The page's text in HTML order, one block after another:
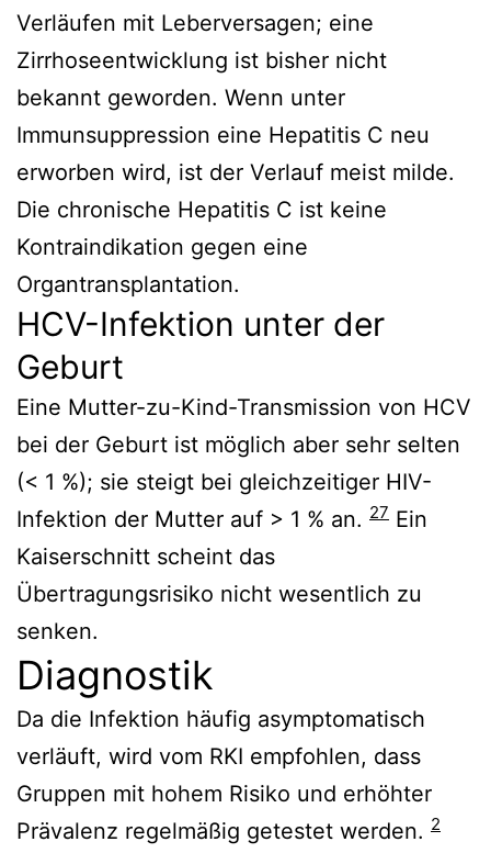
Verläufen mit Leberversagen; eine
Zirrhoseentwicklung ist bisher nicht
bekannt geworden. Wenn unter
Immunsuppression eine Hepatitis C neu
erworben wird, ist der Verlauf meist milde.
Die chronische Hepatitis C ist keine
Kontraindikation gegen eine
Organtransplantation.
HCV-Infektion unter der
Geburt
Eine Mutter-zu-Kind-Transmission von HCV
bei der Geburt ist möglich aber sehr selten
(< 1 %); sie steigt bei gleichzeitiger HIV-
Infektion der Mutter auf > 1 % an. 27 Ein
Kaiserschnitt scheint das
Übertragungsrisiko nicht wesentlich zu
senken.
Diagnostik
Da die Infektion häufig asymptomatisch
verläuft, wird vom RKI empfohlen, dass
Gruppen mit hohem Risiko und erhöhter
Prävalenz regelmäßig getestet werden. 2